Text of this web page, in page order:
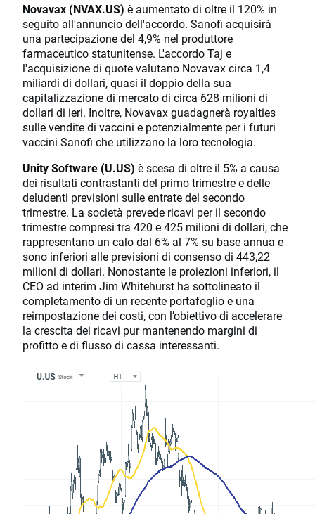
Novavax (NVAX.US) è ​​aumentato di oltre il 120% in
seguito all'annuncio dell'accordo. Sanofi acquisirà
una partecipazione del 4,9% nel produttore
farmaceutico statunitense. L'accordo Taj e
l'acquisizione di quote valutano Novavax circa 1,4
miliardi di dollari, quasi il doppio della sua
capitalizzazione di mercato di circa 628 milioni di
dollari di ieri. Inoltre, Novavax guadagnerà royalties
sulle vendite di vaccini e potenzialmente per i futuri
vaccini Sanofi che utilizzano la loro tecnologia.
Unity Software (U.US) è scesa di oltre il 5% a causa
dei risultati contrastanti del primo trimestre e delle
deludenti previsioni sulle entrate del secondo
trimestre. La società prevede ricavi per il secondo
trimestre compresi tra 420 e 425 milioni di dollari, che
rappresentano un calo dal 6% al 7% su base annua e
sono inferiori alle previsioni di consenso di 443,22
milioni di dollari. Nonostante le proiezioni inferiori, il
CEO ad interim Jim Whitehurst ha sottolineato il
completamento di un recente portafoglio e una
reimpostazione dei costi, con l’obiettivo di accelerare
la crescita dei ricavi pur mantenendo margini di
profitto e di flusso di cassa interessanti.